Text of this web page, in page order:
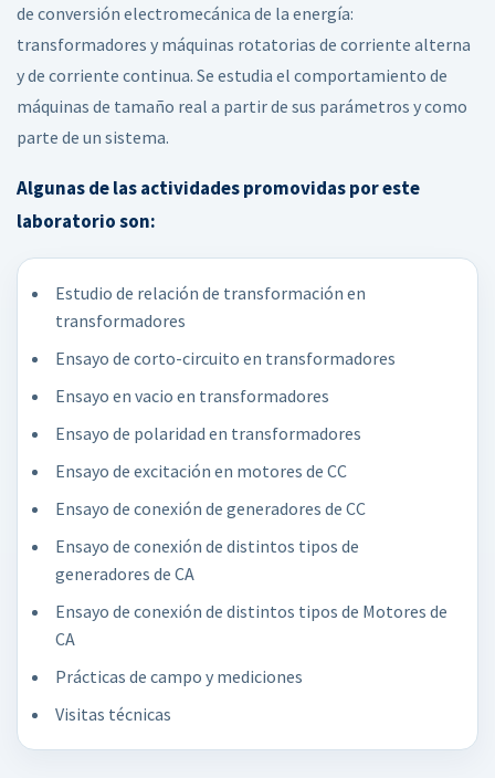
de conversión electromecánica de la energía:
transformadores y máquinas rotatorias de corriente alterna
y de corriente continua. Se estudia el comportamiento de
máquinas de tamaño real a partir de sus parámetros y como
parte de un sistema.
Algunas de las actividades promovidas por este
laboratorio son:
Estudio de relación de transformación en
transformadores
Ensayo de corto-circuito en transformadores
Ensayo en vacio en transformadores
Ensayo de polaridad en transformadores
Ensayo de excitación en motores de CC
Ensayo de conexión de generadores de CC
Ensayo de conexión de distintos tipos de
generadores de CA
Ensayo de conexión de distintos tipos de Motores de
CA
Prácticas de campo y mediciones
Visitas técnicas